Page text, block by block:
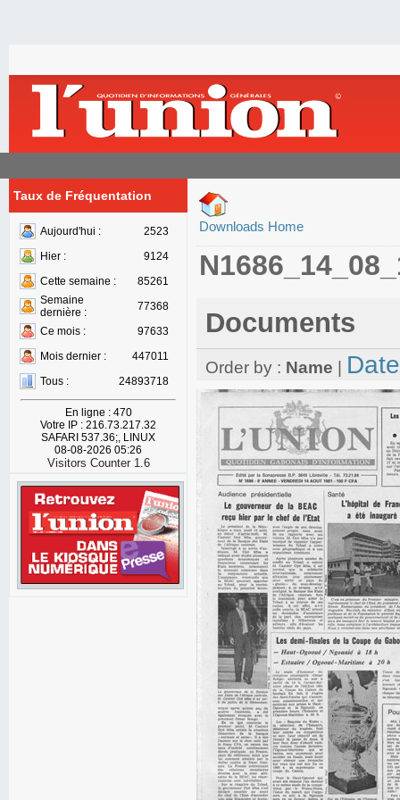
Taux de Fréquentation
Aujourd'hui :
2523
Hier :
9124
Cette semaine :
85261
Semaine
dernière :
77368
Ce mois :
97633
Mois dernier :
447011
Tous :
24893718
En ligne : 470
Votre IP : 216.73.217.32
SAFARI 537.36;, LINUX
08-08-2026 05:26
Visitors Counter 1.6
Downloads Home
Documents
Order by : Name Date